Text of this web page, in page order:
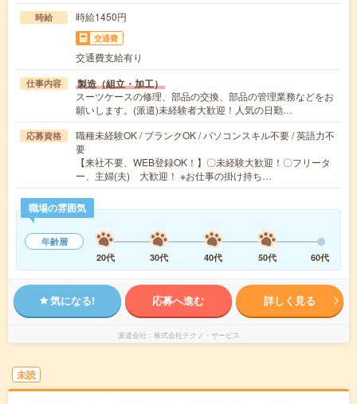
時給 時給1450円
交通費
交通費支給有り
仕事内容 製造（組立・加工）
スーツケースの修理、部品の交換、部品の管理業務などをお
願いします。(派遣)未経験者大歓迎！人気の日勤…
応募資格
職種未経験OK / ブランクOK / パソコンスキル不要 / 英語力不
要
【来社不要、WEB登録OK！】〇未経験大歓迎！〇フリータ
ー、主婦(夫) 大歓迎！ ※お仕事の掛け持ち…
職場の雰囲気
年齢層
20代
30代 40代 50代 60代
気になる! 応募へ進む 詳しく見る
派遣会社 株式会社テクノ・サービス
未読